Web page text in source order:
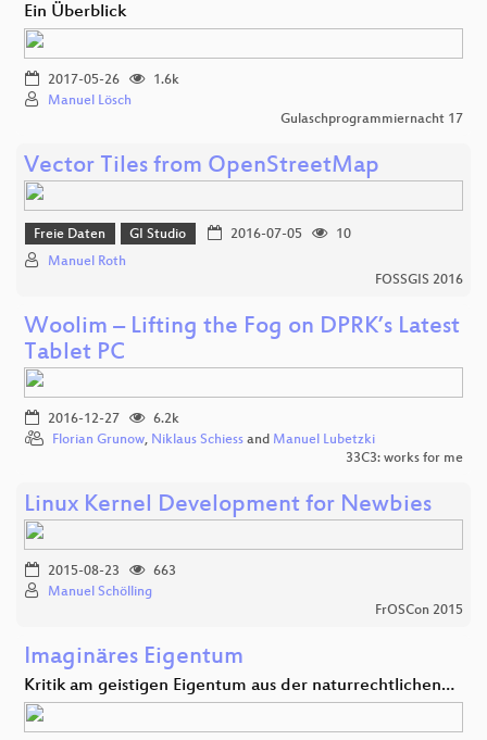
Ein Überblick
2017-05-26
1.6k
Manuel Lösch
Gulaschprogrammiernacht 17
Vector Tiles from OpenStreetMap
Freie Daten GI Studio 2016-07-05
10
Manuel Roth
FOSSGIS 2016
Woolim – Lifting the Fog on DPRK’s Latest
Tablet PC
2016-12-27
6.2k
Florian Grunow, Niklaus Schiess and Manuel Lubetzki
33C3: works for me
Linux Kernel Development for Newbies
2015-08-23
663
Manuel Schölling
FrOSCon 2015
Imaginäres Eigentum
Kritik am geistigen Eigentum aus der naturrechtlichen…